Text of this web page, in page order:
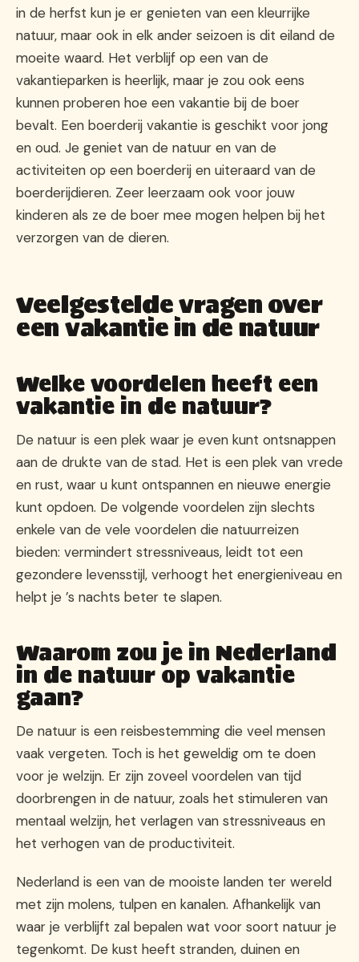
in de herfst kun je er genieten van een kleurrijke
natuur, maar ook in elk ander seizoen is dit eiland de
moeite waard. Het verblijf op een van de
vakantieparken is heerlijk, maar je zou ook eens
kunnen proberen hoe een vakantie bij de boer
bevalt. Een boerderij vakantie is geschikt voor jong
en oud. Je geniet van de natuur en van de
activiteiten op een boerderij en uiteraard van de
boerderijdieren. Zeer leerzaam ook voor jouw
kinderen als ze de boer mee mogen helpen bij het
verzorgen van de dieren.
Veelgestelde vragen over
een vakantie in de natuur
Welke voordelen heeft een
vakantie in de natuur?
De natuur is een plek waar je even kunt ontsnappen
aan de drukte van de stad. Het is een plek van vrede
en rust, waar u kunt ontspannen en nieuwe energie
kunt opdoen. De volgende voordelen zijn slechts
enkele van de vele voordelen die natuurreizen
bieden: vermindert stressniveaus, leidt tot een
gezondere levensstijl, verhoogt het energieniveau en
helpt je ’s nachts beter te slapen.
Waarom zou je in Nederland
in de natuur op vakantie
gaan?
De natuur is een reisbestemming die veel mensen
vaak vergeten. Toch is het geweldig om te doen
voor je welzijn. Er zijn zoveel voordelen van tijd
doorbrengen in de natuur, zoals het stimuleren van
mentaal welzijn, het verlagen van stressniveaus en
het verhogen van de productiviteit.
Nederland is een van de mooiste landen ter wereld
met zijn molens, tulpen en kanalen. Afhankelijk van
waar je verblijft zal bepalen wat voor soort natuur je
tegenkomt. De kust heeft stranden, duinen en